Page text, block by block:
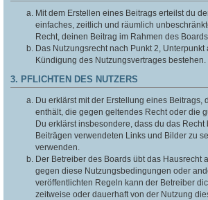
Mit dem Erstellen eines Beitrags erteilst du
einfaches, zeitlich und räumlich
Recht, deinen Beitrag im Rahmen des
Das Nutzungsrecht nach Punkt 2, Unterpunkt
Kündigung des Nutzungsvertrages bestehen.
3. PFLICHTEN DES NUTZERS
Du erklärst mit der Erstellung eines Beitrags,
enthält, die gegen geltendes Recht oder die
Du erklärst insbesondere, dass du das Recht
Beiträgen verwendeten Links und Bilder zu
verwenden.
Der Betreiber des Boards übt das Hausrecht
gegen diese Nutzungsbedingungen oder
veröffentlichten Regeln kann der Betreiber
zeitweise oder dauerhaft von der Nutzung